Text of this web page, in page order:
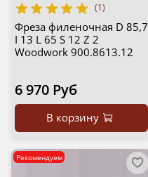
(1)
Фреза филеночная D 85,7
I 13 L 65 S 12 Z 2
Woodwork 900.8613.12
6 970 Руб
В корзину
Рекомендуем